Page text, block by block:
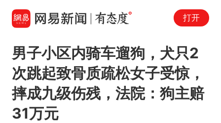
打开
男子小区内骑车遛狗，犬只2
次跳起致骨质疏松女子受惊，
摔成九级伤残，法院：狗主赔
31万元